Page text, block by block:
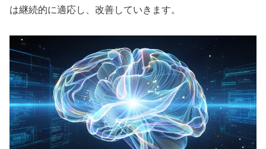
は継続的に適応し、改善していきます。